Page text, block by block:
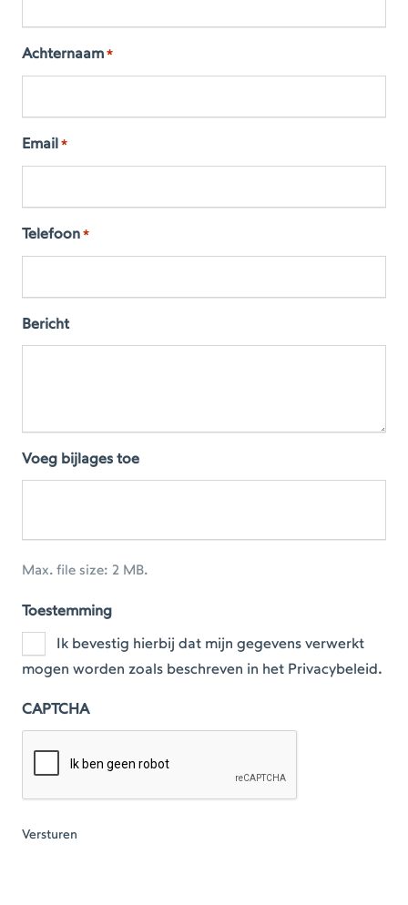
Achternaam *
Email *
Telefoon *
Bericht
Voeg bijlages toe
Max. file size: 2 MB.
Toestemming
Ik bevestig hierbij dat mijn gegevens verwerkt
mogen worden zoals beschreven in het Privacybeleid.
CAPTCHA